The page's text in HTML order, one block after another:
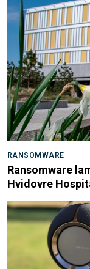
RANSOMWARE
Ransomware
Hvidovre